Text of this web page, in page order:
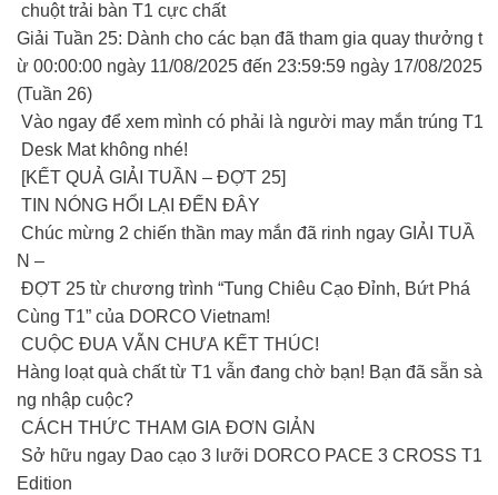
chuột trải bàn T1 cực chất
Giải Tuần 25: Dành cho các bạn đã tham gia quay thưởng t
ừ 00:00:00 ngày 11/08/2025 đến 23:59:59 ngày 17/08/2025
(Tuần 26)
Vào ngay để xem mình có phải là người may mắn trúng T1
Desk Mat không nhé!
[KẾT QUẢ GIẢI TUẦN – ĐỢT 25]
TIN NÓNG HỔI LẠI ĐẾN ĐÂY
Chúc mừng 2 chiến thần may mắn đã rinh ngay GIẢI TUẦ
N –
ĐỢT 25 từ chương trình “Tung Chiêu Cạo Đỉnh, Bứt Phá
Cùng T1” của DORCO Vietnam!
CUỘC ĐUA VẪN CHƯA KẾT THÚC!
Hàng loạt quà chất từ T1 vẫn đang chờ bạn! Bạn đã sẵn sà
ng nhập cuộc?
CÁCH THỨC THAM GIA ĐƠN GIẢN
Sở hữu ngay Dao cạo 3 lưỡi DORCO PACE 3 CROSS T1
Edition